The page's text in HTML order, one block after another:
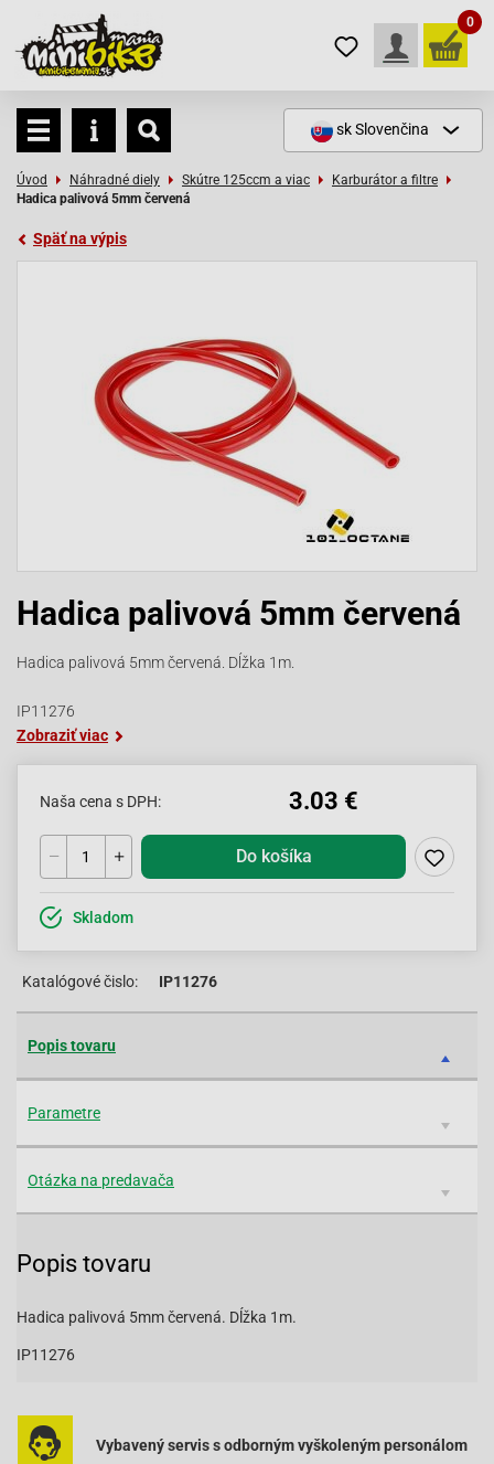
0
skSlovenčina
Úvod Náhradné diely Skútre 125ccm a viac
Karburátor a filtre
Hadica palivová 5mm červená
Späť na výpis
Hadica palivová 5mm červená
Hadica palivová 5mm červená. Dĺžka 1m.
IP11276
Zobraziť viac
Naša cena s DPH: 3.03 €
Do košíka
Skladom
Katalógové čislo: IP11276
Popis tovaru
Parametre
Otázka na predavača
Popis tovaru
Hadica palivová 5mm červená. Dĺžka 1m.
IP11276
Vybavený servis s odborným vyškoleným personálom